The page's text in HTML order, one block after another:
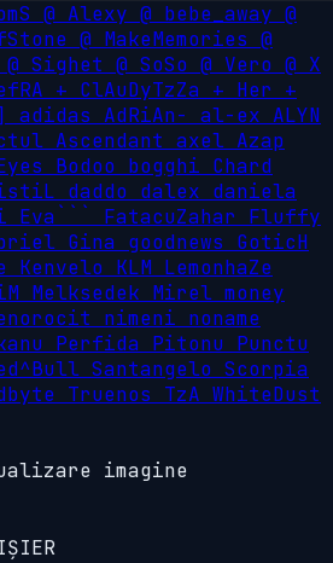
@ Alexy @ bebe_away @
@ MakeMemories @
@ Sighet @ SoSo @ Vero @ X
+ ClAuDyTzZa + Her +
adidas AdRiAn- al-ex ALYN
Ascendant axel Azap
Bodoo bogghi Chard
daddo dalex daniela
Eva``` FatacuZahar Fluffy
Gina goodnews GoticH
Kenvelo KLM LemonhaZe
Melksedek Mirel money
nimeni noname
Perfida Pitonu Punctu
Santangelo Scorpia
Truenos TzA WhiteDust
imagine